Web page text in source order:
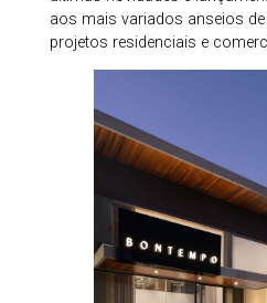
aos mais variados anseios
projetos residenciais e